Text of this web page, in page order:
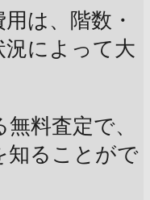
は、階数・
況によって大
料査定で、
知ることがで